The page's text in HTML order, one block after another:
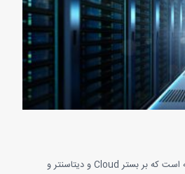
نانو سرور یک سرور بهبود یافته است که بر بستر Cloud و دیتاسنتر و